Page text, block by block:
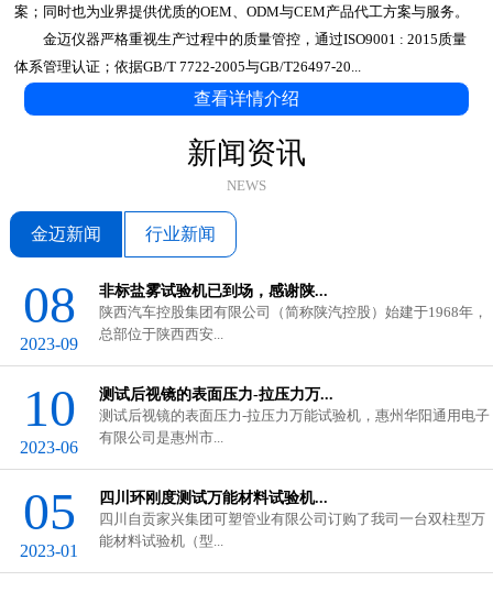
案；同时也为业界提供优质的OEM、ODM与CEM产品代工方案与服务。
金迈仪器严格重视生产过程中的质量管控，通过ISO9001 : 2015质量
体系管理认证；依据GB/T 7722-2005与GB/T26497-20...
查看详情介绍
新闻资讯
NEWS
金迈新闻 行业新闻
08
2023-09
非标盐雾试验机已到场，感谢陕...
陕西汽车控股集团有限公司（简称陕汽控股）始建于1968年，
总部位于陕西西安...
10
2023-06
测试后视镜的表面压力-拉压力万...
测试后视镜的表面压力-拉压力万能试验机，惠州华阳通用电子
有限公司是惠州市...
05
2023-01
四川环刚度测试万能材料试验机...
四川自贡家兴集团可塑管业有限公司订购了我司一台双柱型万
能材料试验机（型...
在塑料工业中，熔体流动速率（...
科思Quarrz固体比重计的使用